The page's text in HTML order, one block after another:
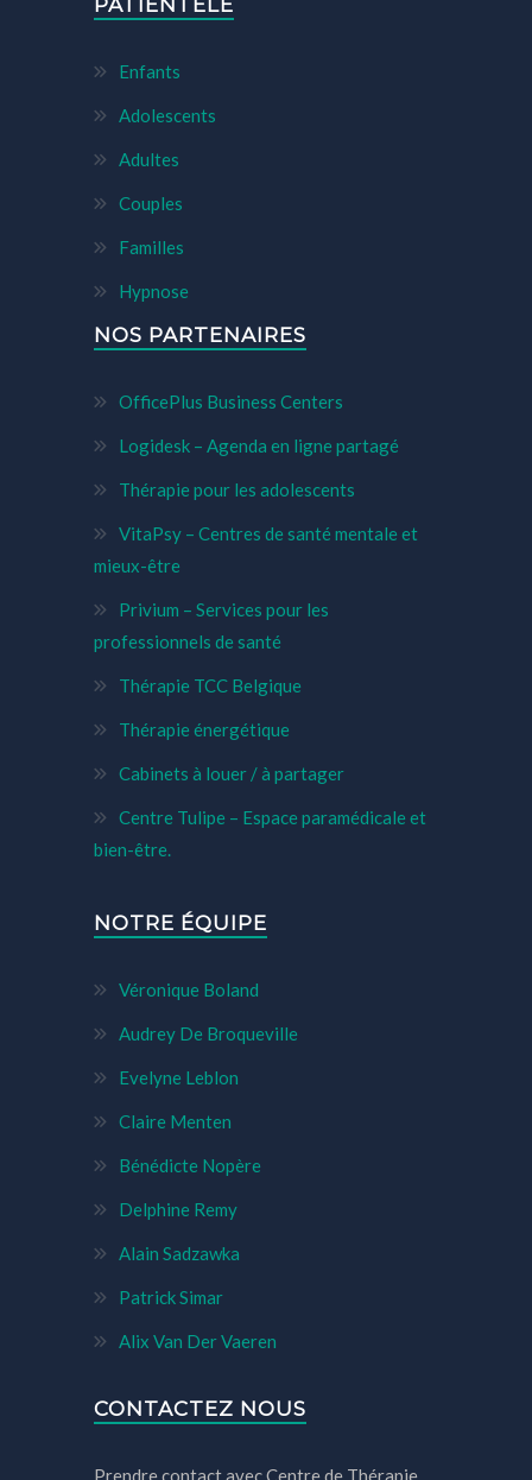
PATIENTÈLE
Enfants
Adolescents
Adultes
Couples
Familles
Hypnose
NOS PARTENAIRES
OfficePlus Business Centers
Logidesk – Agenda en ligne partagé
Thérapie pour les adolescents
VitaPsy – Centres de santé mentale et
mieux-être
Privium – Services pour les
professionnels de santé
Thérapie TCC Belgique
Thérapie énergétique
Cabinets à louer / à partager
Centre Tulipe – Espace paramédicale et
bien-être.
NOTRE ÉQUIPE
Véronique Boland
Audrey De Broqueville
Evelyne Leblon
Claire Menten
Bénédicte Nopère
Delphine Remy
Alain Sadzawka
Patrick Simar
Alix Van Der Vaeren
CONTACTEZ NOUS
Prendre contact avec Centre de Thérapie